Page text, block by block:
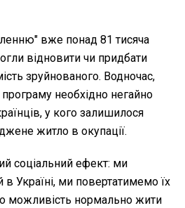
вже понад 81 тисяча
відновити чи придбати
зруйнованого. Водночас,
необхідно негайно
у кого залишилося
житло в окупації.
соціальний ефект: ми
Україні, ми повертатимемо їх
можливість нормально жити